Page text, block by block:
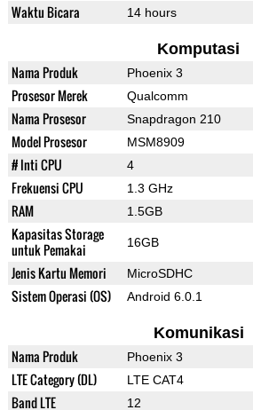
Waktu Bicara 14 hours
Komputasi
Nama Produk Phoenix 3
Prosesor Merek Qualcomm
Nama Prosesor Snapdragon 210
Model Prosesor MSM8909
# Inti CPU 4
Frekuensi CPU 1.3 GHz
RAM 1.5GB
Kapasitas Storage
untuk Pemakai
16GB
Jenis Kartu Memori MicroSDHC
Sistem Operasi (OS) Android 6.0.1
Komunikasi
Nama Produk Phoenix 3
LTE Category (DL) LTE CAT4
Band LTE 12